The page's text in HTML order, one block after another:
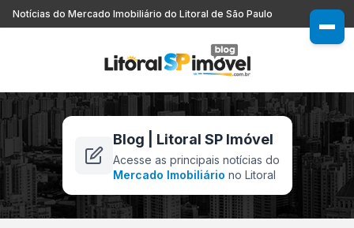
Notícias do Mercado Imobiliário do Litoral de São Paulo
Blog | Litoral SP Imóvel
Acesse as principais notícias do
Mercado Imobiliário no Litoral